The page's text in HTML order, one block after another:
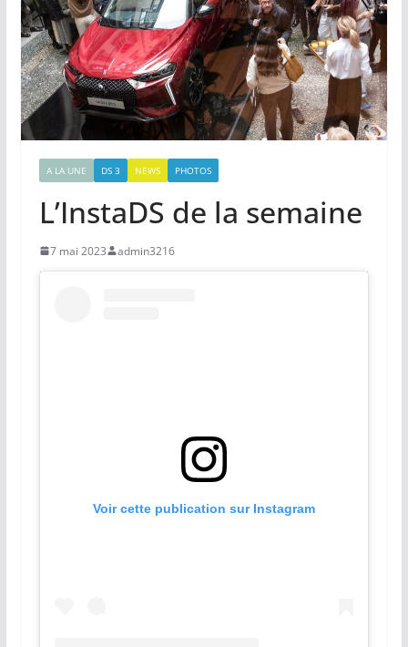
A LA UNE DS 3 NEWS PHOTOS
L’InstaDS de la semaine
7 mai 2023 admin3216
Voir cette publication sur Instagram